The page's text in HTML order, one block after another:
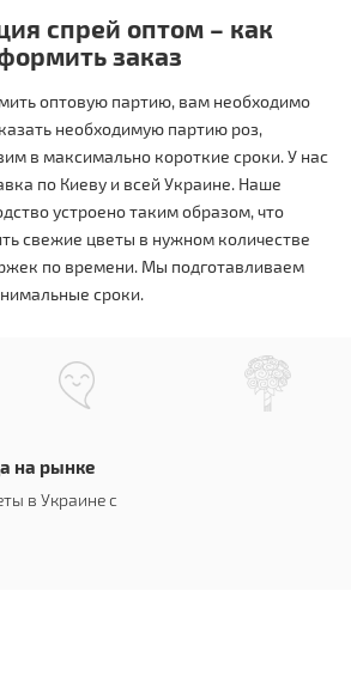
спрей оптом – как
заказ
оптовую партию, вам необходимо
необходимую партию роз,
в максимально короткие сроки. У нас
по Киеву и всей Украине. Наше
устроено таким образом, что
свежие цветы в нужном количестве
по времени. Мы подготавливаем
сроки.
на рынке
в Украине с